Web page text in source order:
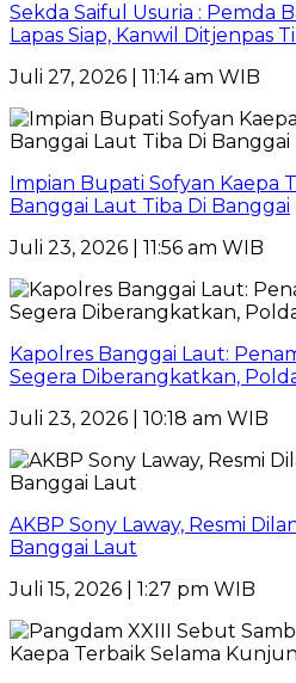
Sekda Saiful Usuria : Pemda
Lapas Siap, Kanwil Ditjenpas
Juli 27, 2026 | 11:14 am WIB
Impian Bupati Sofyan Kaepa
Banggai Laut Tiba Di Banggai
Juli 23, 2026 | 11:56 am WIB
Kapolres Banggai Laut:
Segera Diberangkatkan,
Juli 23, 2026 | 10:18 am WIB
AKBP Sony Laway, Resmi
Banggai Laut
Juli 15, 2026 | 1:27 pm WIB